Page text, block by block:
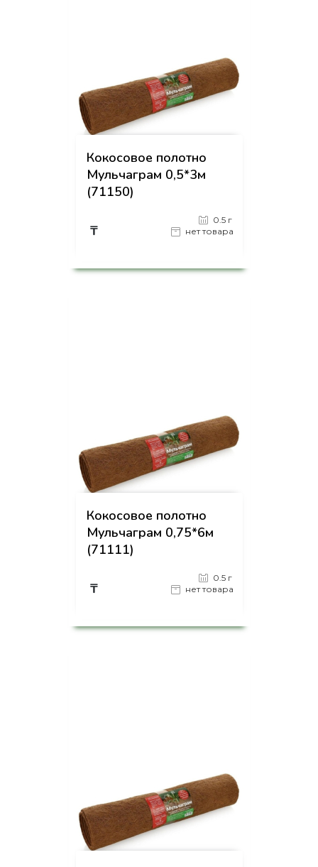
Кокосовое полотно
Мульчаграм 0,5*3м
(71150)
₸
0.5 г
нет товара
Кокосовое полотно
Мульчаграм 0,75*6м
(71111)
₸
0.5 г
нет товара